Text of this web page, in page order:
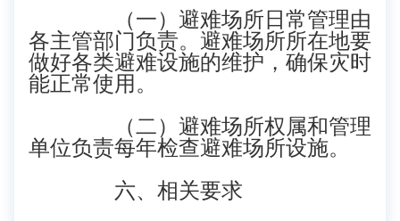
（一）避难场所日常管理由
各主管部门负责。避难场所所在地要
做好各类避难设施的维护，确保灾时
能正常使用。
（二）避难场所权属和管理
单位负责每年检查避难场所设施。
六、相关要求